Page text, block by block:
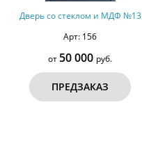
Дверь со стеклом и МДФ №13
Арт: 156
от 50 000 руб.
ПРЕДЗАКАЗ